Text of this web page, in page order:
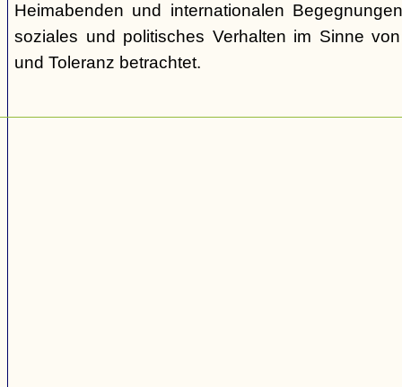
Heimabenden und internationalen
soziales und politisches Verhalten im Sinne
und Toleranz betrachtet.